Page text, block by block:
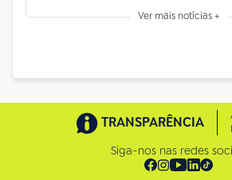
Ver mais notícias +
TRANSPARÊNCIA
Siga-nos nas redes